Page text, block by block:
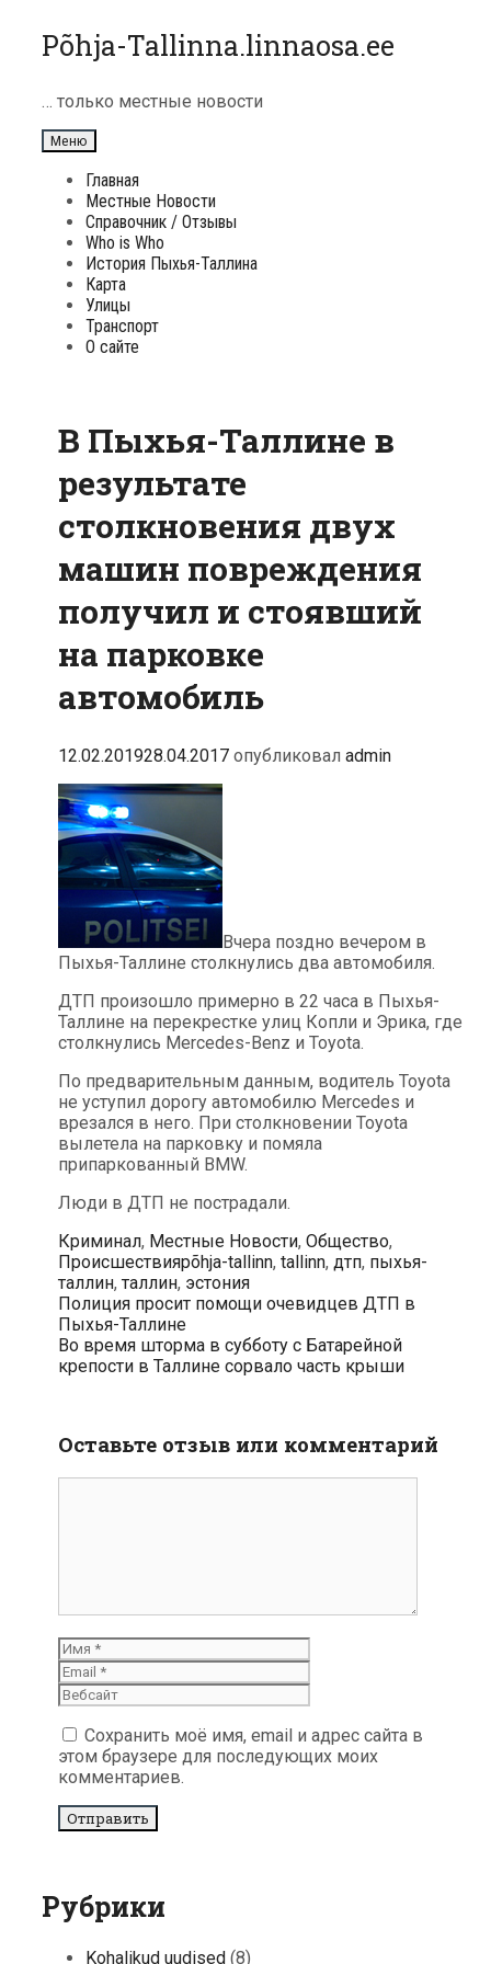
Перейти
к
Põhja-Tallinna.linnaosa.ee
… только местные новости
Меню
Главная
Местные Новости
Справочник / Отзывы
Who is Who
История Пыхья-Таллина
Карта
Улицы
Транспорт
О сайте
В Пыхья-Таллине в
результате
столкновения двух
машин повреждения
получил и стоявший
на парковке
автомобиль
12.02.201928.04.2017 опубликовал admin
Вчера поздно вечером в
Пыхья-Таллине столкнулись два автомобиля.
ДТП произошло примерно в 22 часа в Пыхья-
Таллине на перекрестке улиц Копли и Эрика, где
столкнулись Mercedes-Benz и Toyota.
По предварительным данным, водитель Toyota
не уступил дорогу автомобилю Mercedes и
врезался в него. При столкновении Toyota
вылетела на парковку и помяла
припаркованный BMW.
Люди в ДТП не пострадали.
Рубрики
Криминал, Местные Новости, Общество,
ПроисшествияМетки
põhja-tallinn, tallinn, дтп, пыхья-
таллин, таллин, эстония
Навигация
по
записям
Полиция просит помощи очевидцев ДТП в
Пыхья-Таллине
Во время шторма в субботу с Батарейной
крепости в Таллине сорвало часть крыши
Оставьте отзыв или комментарий
Имя
Сохранить моё имя, email и адрес сайта в
этом браузере для последующих моих
комментариев.
Рубрики
Kohalikud uudised (8)